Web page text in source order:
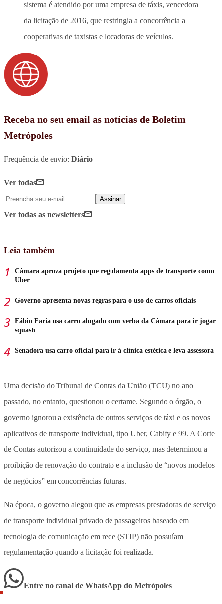
sistema é atendido por uma empresa de táxis, vencedora
da licitação de 2016, que restringia a concorrência a
cooperativas de taxistas e locadoras de veículos.
Receba no seu email as notícias de Boletim
Metrópoles
Frequência de envio: Diário
Ver todas
Assinar
Ver todas as newsletters
Leia também
Câmara aprova projeto que regulamenta apps de transporte como
Uber
Governo apresenta novas regras para o uso de carros oficiais
Fábio Faria usa carro alugado com verba da Câmara para ir jogar
squash
Senadora usa carro oficial para ir à clínica estética e leva assessora
Uma decisão do Tribunal de Contas da União (TCU) no ano
passado, no entanto, questionou o certame. Segundo o órgão, o
governo ignorou a existência de outros serviços de táxi e os novos
aplicativos de transporte individual, tipo Uber, Cabify e 99. A Corte
de Contas autorizou a continuidade do serviço, mas determinou a
proibição de renovação do contrato e a inclusão de “novos modelos
de negócios” em concorrências futuras.
Na época, o governo alegou que as empresas prestadoras de serviço
de transporte individual privado de passageiros baseado em
tecnologia de comunicação em rede (STIP) não possuíam
regulamentação quando a licitação foi realizada.
Entre no canal de WhatsApp do Metrópoles